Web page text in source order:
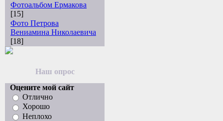
Фотоальбом Ермакова
[15]
Фото Петрова
Вениамина Николаевича
[18]
Наш опрос
Оцените мой сайт
Отлично
Хорошо
Неплохо